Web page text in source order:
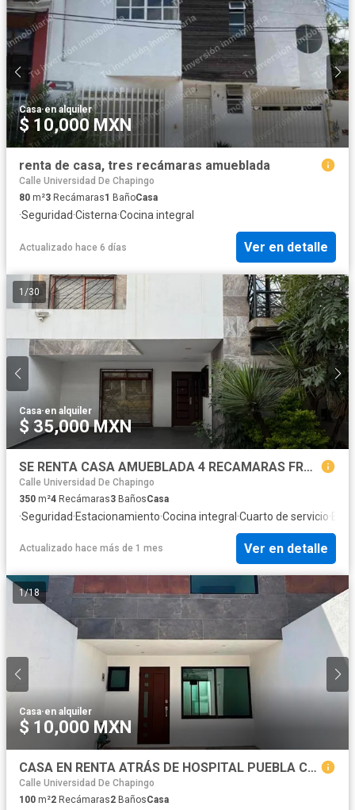
Casa·en alquiler
$ 10,000 MXN
renta de casa, tres recámaras amueblada
Calle Universidad De Chapingo
80 m²3 Recámaras1 BañoCasa
·Seguridad·Cisterna·Cocina integral
Actualizado hace 6 días Ver en detalle
1 /30
Casa·en alquiler
$ 35,000 MXN
SE RENTA CASA AMUEBLADA 4 RECAMARAS FRACCIONAMIENTO LA CIMA SERVICIOS INCLUIDOS
Calle Universidad De Chapingo
350 m²4 Recámaras3 BañosCasa
·Seguridad·Estacionamiento·Cocina integral·Cuarto de servicio·
Actualizado hace más de 1 mes Ver en detalle
1/18
Casa·en alquiler
$ 10,000 MXN
CASA EN RENTA ATRÁS DE HOSPITAL PUEBLA CON SALIDA A BLVD NIÑO POBLANO
Calle Universidad De Chapingo
100 m²2 Recámaras2 BañosCasa